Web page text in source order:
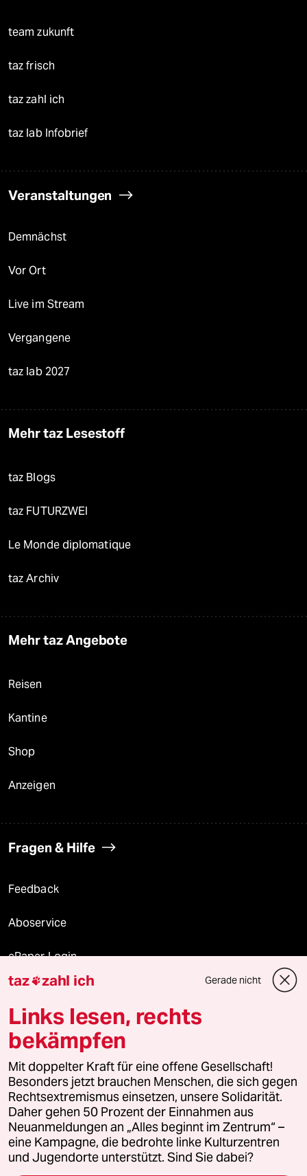
team zukunft
taz frisch
taz zahl ich
taz lab Infobrief
Veranstaltungen
Demnächst
Vor Ort
Live im Stream
Vergangene
taz lab 2027
Mehr taz Lesestoff
taz Blogs
taz FUTURZWEI
Le Monde diplomatique
taz Archiv
Mehr taz Angebote
Reisen
Kantine
Shop
Anzeigen
Fragen & Hilfe
Feedback
Aboservice
ePaper Login
Downloads für Abonnierende
© 2026 taz Verlags und Vertriebs GmbH
Alle Rechte vorbehalten. Bei rechtlichen Fragen oder für Genehmigungen
wenden Sie sich bitte an
lizenzen@taz.de
Feedback Redaktionsstatut Kommune-Richtlinien
Leitlinie Informant Datenschutz Impressum AGB
taz zahl ich Gerade nicht
Links lesen, rechts
bekämpfen
Mit doppelter Kraft für eine offene Gesellschaft!
Besonders jetzt brauchen Menschen, die sich gegen
Rechtsextremismus einsetzen, unsere Solidarität.
Daher gehen 50 Prozent der Einnahmen aus
Neuanmeldungen an „Alles beginnt im Zentrum“ –
eine Kampagne, die bedrohte linke Kulturzentren
und Jugendorte unterstützt. Sind Sie dabei?